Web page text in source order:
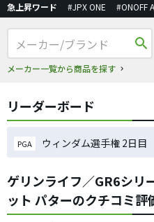
急上昇ワード #JPX ONE #ONOFF
search
メーカー一覧から商品を探す
リーダーボード
PGA ウィンダム選手権 2日目
ゲリンライフ／GR6シリ
ット パターのクチコミ評